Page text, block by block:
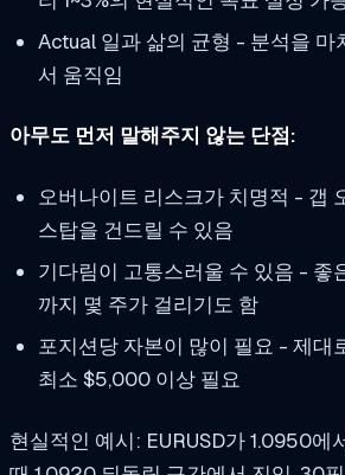
Actual 일과 삶의 균형 - 분석을 마
서 움직임
아무도 먼저 말해주지 않는 단점:
오버나이트 리스크가 치명적 - 갭
스탑을 건드릴 수 있음
기다림이 고통스러울 수 있음 - 좋
까지 몇 주가 걸리기도 함
포지션당 자본이 많이 필요 - 제대
최소 $5,000 이상 필요
현실적인 예시: EURUSD가 1.0950에